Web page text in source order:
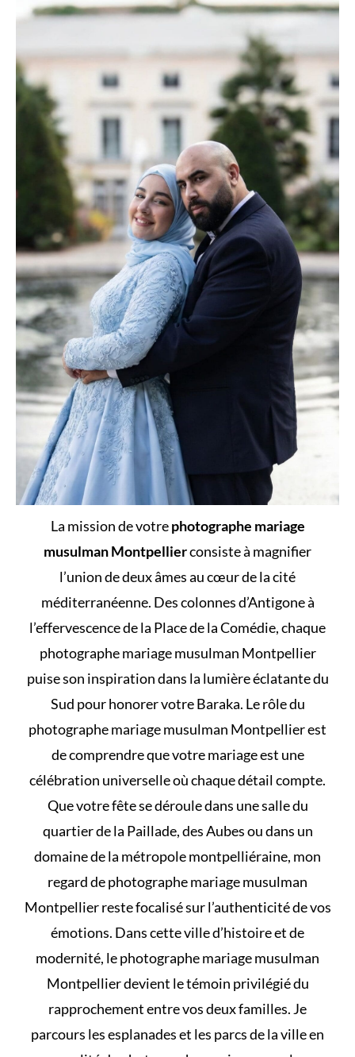
La mission de votrephotographe mariage
musulman Montpellierconsiste à magnifier
l’union de deux âmes au cœur de la cité
méditerranéenne. Des colonnes d’Antigone à
l’effervescence de la Place de la Comédie, chaque
photographe mariage musulman Montpellier
puise son inspiration dans la lumière éclatante du
Sud pour honorer votre Baraka. Le rôle du
photographe mariage musulman Montpellier est
de comprendre que votre mariage est une
célébration universelle où chaque détail compte.
Que votre fête se déroule dans une salle du
quartier de la Paillade, des Aubes ou dans un
domaine de la métropole montpelliéraine, mon
regard de photographe mariage musulman
Montpellier reste focalisé sur l’authenticité de vos
émotions. Dans cette ville d’histoire et de
modernité, le photographe mariage musulman
Montpellier devient le témoin privilégié du
rapprochement entre vos deux familles. Je
parcours les esplanades et les parcs de la ville en